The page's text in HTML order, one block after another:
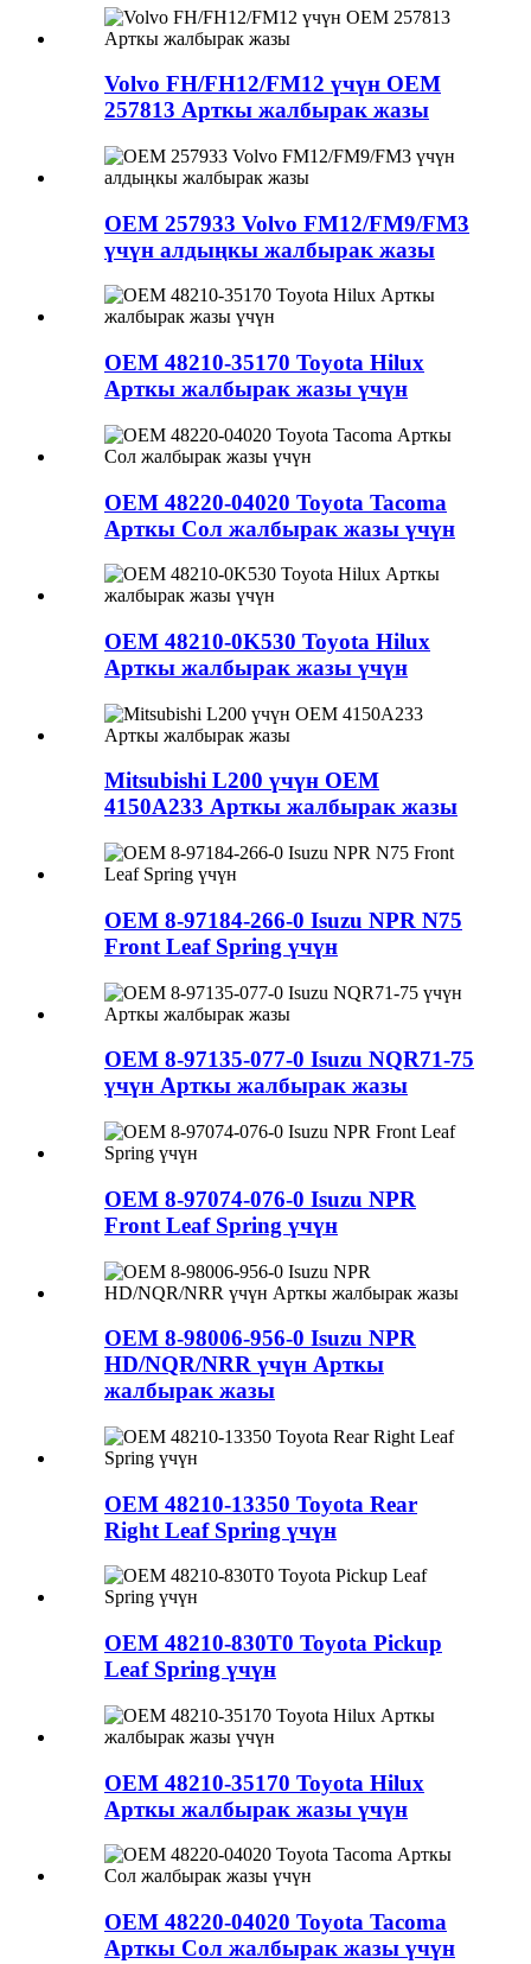
Volvo FH/FH12/FM12 үчүн OEM
257813 Арткы жалбырак жазы
OEM 257933 Volvo FM12/FM9/FM3
үчүн алдыңкы жалбырак жазы
OEM 48210-35170 Toyota Hilux
Арткы жалбырак жазы үчүн
OEM 48220-04020 Toyota Tacoma
Арткы Сол жалбырак жазы үчүн
OEM 48210-0K530 Toyota Hilux
Арткы жалбырак жазы үчүн
Mitsubishi L200 үчүн OEM
4150A233 Арткы жалбырак жазы
OEM 8-97184-266-0 Isuzu NPR N75
Front Leaf Spring үчүн
OEM 8-97135-077-0 Isuzu NQR71-75
үчүн Арткы жалбырак жазы
OEM 8-97074-076-0 Isuzu NPR
Front Leaf Spring үчүн
OEM 8-98006-956-0 Isuzu NPR
HD/NQR/NRR үчүн Арткы
жалбырак жазы
OEM 48210-13350 Toyota Rear
Right Leaf Spring үчүн
OEM 48210-830T0 Toyota Pickup
Leaf Spring үчүн
OEM 48210-35170 Toyota Hilux
Арткы жалбырак жазы үчүн
OEM 48220-04020 Toyota Tacoma
Арткы Сол жалбырак жазы үчүн